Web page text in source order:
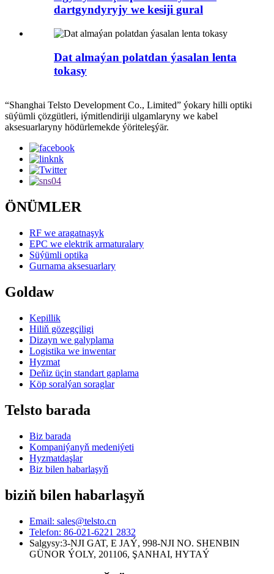
dartgyndyryjy we kesiji gural
Dat almaýan polatdan ýasalan lenta
tokasy
“Shanghai Telsto Development Co., Limited” ýokary hilli optiki
süýümli çözgütleri, iýmitlendiriji ulgamlaryny we kabel
aksesuarlaryny hödürlemekde ýöriteleşýär.
ÖNÜMLER
RF we aragatnaşyk
EPC we elektrik armaturalary
Süýümli optika
Gurnama aksesuarlary
Goldaw
Kepillik
Hiliň gözegçiligi
Dizayn we galyplama
Logistika we inwentar
Hyzmat
Deňiz üçin standart gaplama
Köp soralýan soraglar
Telsto barada
Biz barada
Kompaniýanyň medeniýeti
Hyzmatdaşlar
Biz bilen habarlaşyň
biziň bilen habarlaşyň
Email: sales@telsto.cn
Telefon: 86-021-6221 2832
Salgysy:3-NJI GAT, E JAÝ, 998-NJI NO. SHENBIN
GÜNOR ÝOLY, 201106, ŞANHAI, HYTAÝ